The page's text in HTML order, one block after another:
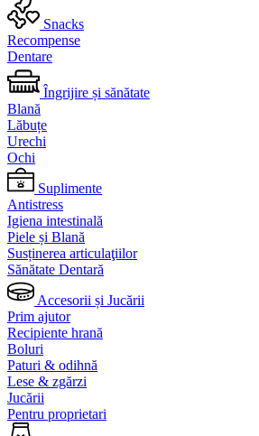
Snacks
Recompense
Dentare
Îngrijire și sănătate
Blană
Lăbuțe
Urechi
Ochi
Suplimente
Antistress
Igiena intestinală
Piele și Blană
Susținerea articulaţiilor
Sănătate Dentară
Accesorii și Jucării
Prim ajutor
Recipiente hrană
Boluri
Paturi & odihnă
Lese & zgărzi
Jucării
Pentru proprietari